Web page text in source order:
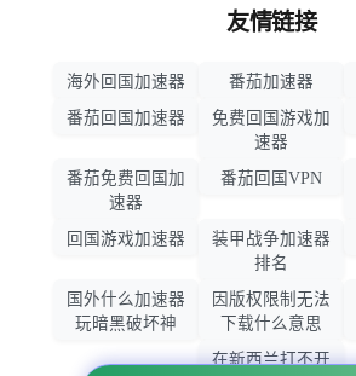
友情链接
海外回国加速器 番茄加速器
番茄回国加速器
免费回国游戏加
速器
番茄免费回国加
速器
番茄回国VPN
回国游戏加速器
装甲战争加速器
排名
国外什么加速器
玩暗黑破坏神
因版权限制无法
下载什么意思
在新西兰打不开